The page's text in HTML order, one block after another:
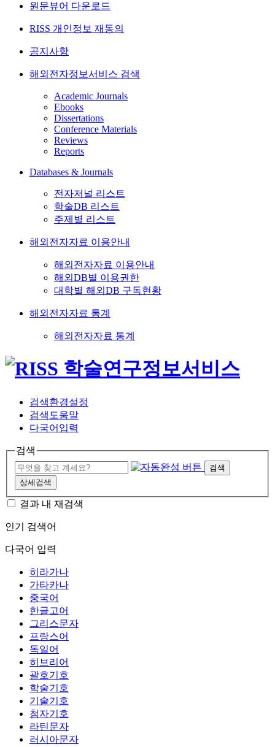
원문뷰어 다운로드
RISS 개인정보 재동의
공지사항
해외전자정보서비스 검색
Academic Journals
Ebooks
Dissertations
Conference Materials
Reviews
Reports
Databases & Journals
전자저널 리스트
학술DB 리스트
주제별 리스트
해외전자자료 이용안내
해외전자자료 이용안내
해외DB별 이용권한
대학별 해외DB 구독현황
해외전자자료 통계
해외전자자료 통계
검색환경설정
검색도움말
다국어입력
검색
검색
상세검색
결과 내 재검색
인기 검색어
다국어 입력
히라가나
가타카나
중국어
한글고어
그리스문자
프랑스어
독일어
히브리어
괄호기호
학술기호
기술기호
첨자기호
라틴문자
러시아문자